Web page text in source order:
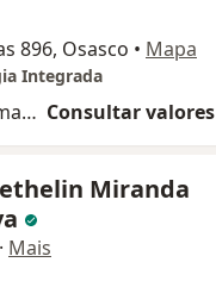
896, Osasco • Mapa
Integrada
Consulta Cirurgia e Traumatologia Buco-maxilo-facial Consultar valores
Miranda
· Mais